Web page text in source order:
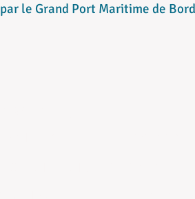
par le Grand Port Maritime de